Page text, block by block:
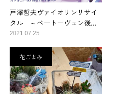
戸澤哲夫ヴァイオリンリサイ
タル ～ベートーヴェン後...
2021.07.25
花ごよみ